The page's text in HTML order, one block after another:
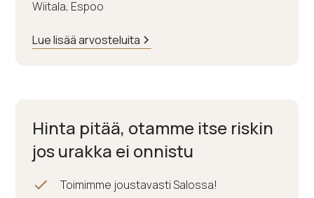
Wiitala, Espoo
Lue lisää arvosteluita
Hinta pitää, otamme itse riskin
jos urakka ei onnistu
Toimimme joustavasti Salossa!